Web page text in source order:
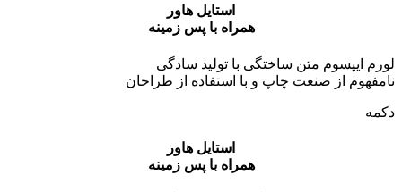
استایل هاور
همراه با پس زمینه
لورم ایپسوم متن ساختگی با تولید سادگی
نامفهوم از صنعت چاپ و با استفاده از طراحان
دکمه
استایل هاور
همراه با پس زمینه